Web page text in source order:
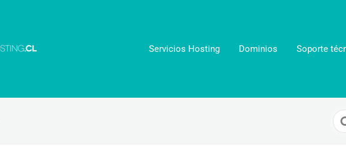
Servicios Hosting Dominios Soporte
For